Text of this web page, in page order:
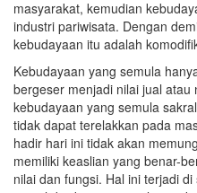
masyarakat, kemudian
industri pariwisata. Dengan
kebudayaan itu adalah
Kebudayaan yang semula
bergeser menjadi nilai jual atau
kebudayaan yang semula
tidak dapat terelakkan pada
hadir hari ini tidak akan
memiliki keaslian yang benar-
nilai dan fungsi. Hal ini terjadi